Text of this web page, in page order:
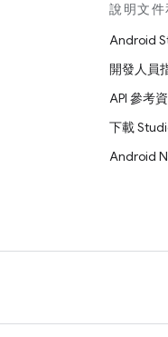
說明文件
Android
開發人員
API 參考
下載
Android